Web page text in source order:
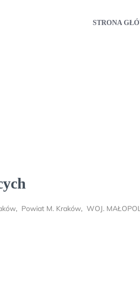
STRONA
, Powiat M. Kraków, WOJ.